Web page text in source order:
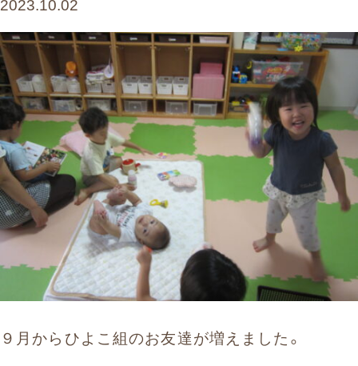
会社案内
お問い合わせ
まずはお気軽にお電話ください
0120-930-312
受付時間 9:30〜17:30（土日祝除く）
愛知県外の方はこちら 052-262-9671
９月からひよこ組のお友達が増えました。